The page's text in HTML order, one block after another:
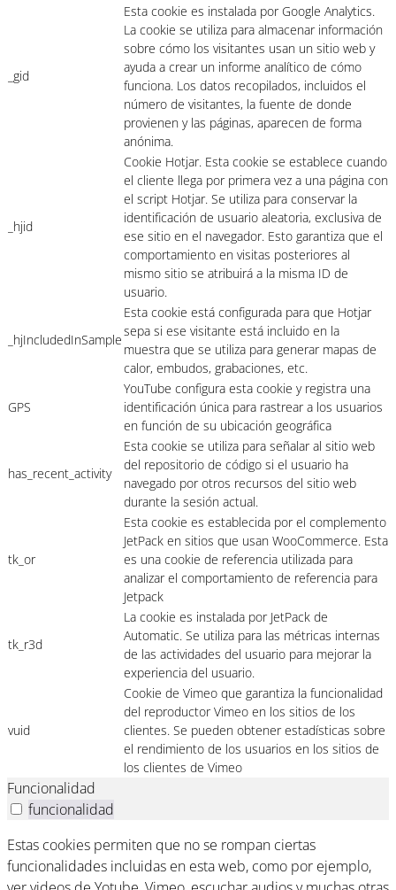
_gid
Esta cookie es instalada por Google Analytics.
La cookie se utiliza para almacenar información
sobre cómo los visitantes usan un sitio web y
ayuda a crear un informe analítico de cómo
funciona. Los datos recopilados, incluidos el
número de visitantes, la fuente de donde
provienen y las páginas, aparecen de forma
anónima.
_hjid
Cookie Hotjar. Esta cookie se establece cuando
el cliente llega por primera vez a una página con
el script Hotjar. Se utiliza para conservar la
identificación de usuario aleatoria, exclusiva de
ese sitio en el navegador. Esto garantiza que el
comportamiento en visitas posteriores al
mismo sitio se atribuirá a la misma ID de
usuario.
_hjIncludedInSample
Esta cookie está configurada para que Hotjar
sepa si ese visitante está incluido en la
muestra que se utiliza para generar mapas de
calor, embudos, grabaciones, etc.
GPS
YouTube configura esta cookie y registra una
identificación única para rastrear a los usuarios
en función de su ubicación geográfica
has_recent_activity
Esta cookie se utiliza para señalar al sitio web
del repositorio de código si el usuario ha
navegado por otros recursos del sitio web
durante la sesión actual.
tk_or
Esta cookie es establecida por el complemento
JetPack en sitios que usan WooCommerce. Esta
es una cookie de referencia utilizada para
analizar el comportamiento de referencia para
Jetpack
tk_r3d
La cookie es instalada por JetPack de
Automatic. Se utiliza para las métricas internas
de las actividades del usuario para mejorar la
experiencia del usuario.
vuid
Cookie de Vimeo que garantiza la funcionalidad
del reproductor Vimeo en los sitios de los
clientes. Se pueden obtener estadísticas sobre
el rendimiento de los usuarios en los sitios de
los clientes de Vimeo
Funcionalidad
funcionalidad
Estas cookies permiten que no se rompan ciertas
funcionalidades incluidas en esta web, como por ejemplo,